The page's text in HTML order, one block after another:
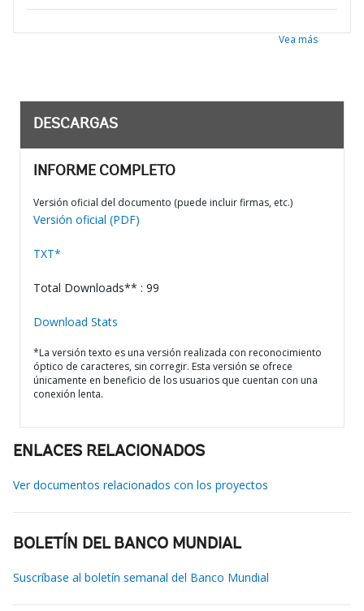
Vea más
DESCARGAS
INFORME COMPLETO
Versión oficial del documento (puede incluir firmas, etc.)
Versión oficial (PDF)
TXT*
Total Downloads** : 99
Download Stats
*La versión texto es una versión realizada con reconocimiento
óptico de caracteres, sin corregir. Esta versión se ofrece
únicamente en beneficio de los usuarios que cuentan con una
conexión lenta.
ENLACES RELACIONADOS
Ver documentos relacionados con los proyectos
BOLETÍN DEL BANCO MUNDIAL
Suscríbase al boletín semanal del Banco Mundial